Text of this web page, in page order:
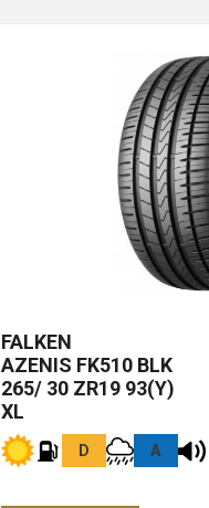
FALKEN
AZENIS FK510 BLK
265/ 30 ZR19 93(Y)
XL
D A